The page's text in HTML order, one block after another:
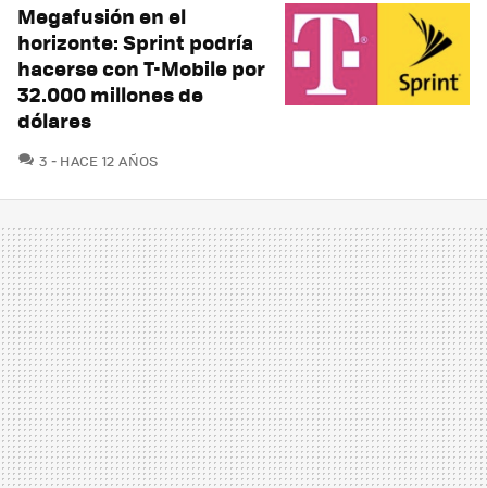
Megafusión en el
horizonte: Sprint podría
hacerse con T-Mobile por
32.000 millones de
dólares
3 COMENTARIOS
HACE 12 AÑOS